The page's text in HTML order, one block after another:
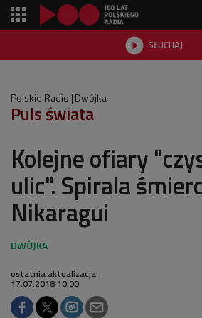
 SŁUCHAJ
Polskie Radio Dwójka
Puls świata
Kolejne ofiary
ulic". Spirala
Nikaragui
ostatnia aktualizacja:
17.07.2018 10:00